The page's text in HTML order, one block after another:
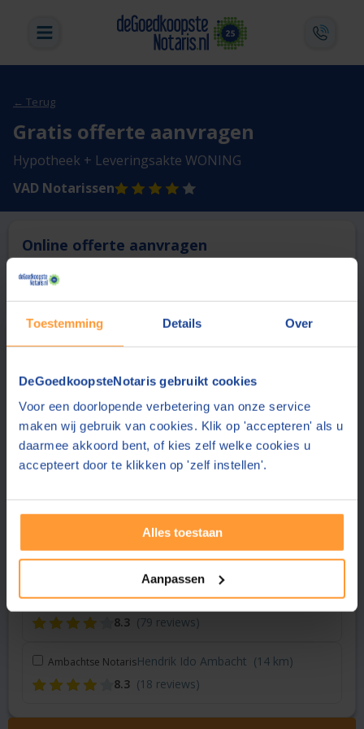
Toestemming Details Over
DeGoedkoopsteNotaris gebruikt cookies
Voor een doorlopende verbetering van onze service
maken wij gebruik van cookies. Klik op 'accepteren' als u
daarmee akkoord bent, of kies zelf welke cookies u
accepteert door te klikken op 'zelf instellen'.
Alles toestaan
Aanpassen
← Terug
Gratis offerte aanvragen
Hypotheek + Leveringsakte WONING
VAD Notarissen
Online offerte aanvragen
Deze notaris biedt momenteel niet de mogelijkheid online
1 Vergelijk en bespaar
Vraag een offerte aan bij een andere notaris in de buurt
PlasBossinade NotarissenRotterdam (4 km)
8.8
(330 reviews)
Notariskantoor Vermeul Rotterdam
8.8 (232 reviews)
Rotterdam (5 km)
8.7 (454 reviews)
Notariskantoor ZuijdgeestDelft (11 km)
8.3 (79 reviews)
Ambachtse NotarisHendrik Ido Ambacht (14 km)
8.3 (18 reviews)